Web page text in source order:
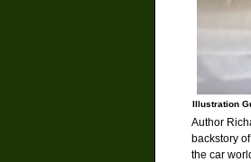
Illustration
Author
backstory
the car